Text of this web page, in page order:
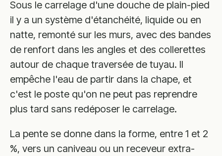
Sous le carrelage d'une douche de plain-pied
il y a un système d'étanchéité, liquide ou en
natte, remonté sur les murs, avec des bandes
de renfort dans les angles et des collerettes
autour de chaque traversée de tuyau. Il
empêche l'eau de partir dans la chape, et
c'est le poste qu'on ne peut pas reprendre
plus tard sans redéposer le carrelage.
La pente se donne dans la forme, entre 1 et 2
%, vers un caniveau ou un receveur extra-